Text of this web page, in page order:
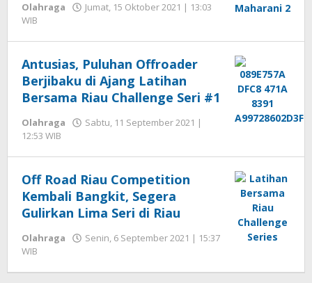
Olahraga
Jumat, 15 Oktober 2021 | 13:03
WIB
Seprihadi
Antusias, Puluhan Offroader
Berjibaku di Ajang Latihan
Bersama Riau Challenge Seri #1
Olahraga
Sabtu, 11 September 2021 |
12:53 WIB
Seprihadi
Off Road Riau Competition
Kembali Bangkit, Segera
Gulirkan Lima Seri di Riau
Olahraga
Senin, 6 September 2021 | 15:37
WIB
Seprihadi